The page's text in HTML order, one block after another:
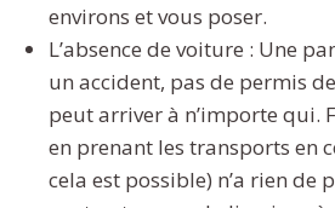
environs et vous poser.
L’absence de voiture : Une
un accident, pas de permis
peut arriver à n’importe qui.
en prenant les transports en
cela est possible) n’a rien de